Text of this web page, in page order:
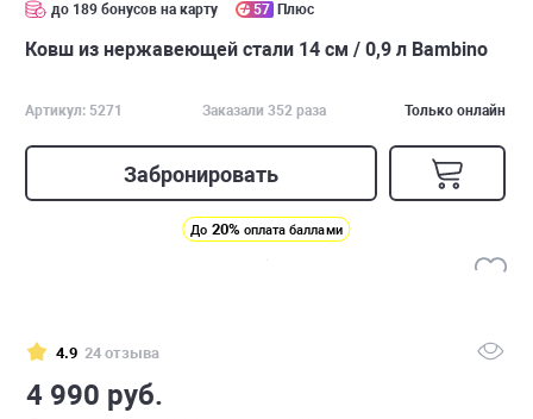
до 189 бонусов на карту 57 Плюс
Ковш из нержавеющей стали 14 см / 0,9 л Bambino
Артикул: 5271 Заказали 352 раза Только онлайн
Забронировать
До 20% оплата баллами
4.9 24 отзыва
4 990 руб.